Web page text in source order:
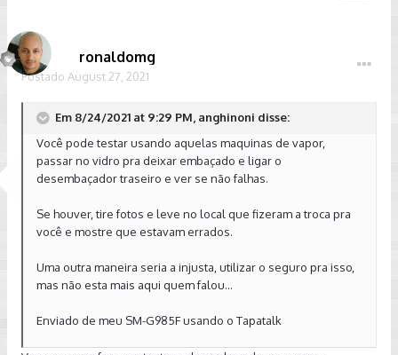
ronaldomg
Postado August 27, 2021
Em 8/24/2021 at 9:29 PM, anghinoni disse:
Você pode testar usando aquelas maquinas de vapor,
passar no vidro pra deixar embaçado e ligar o
desembaçador traseiro e ver se não falhas.
Se houver, tire fotos e leve no local que fizeram a troca pra
você e mostre que estavam errados.
Uma outra maneira seria a injusta, utilizar o seguro pra isso,
mas não esta mais aqui quem falou...
Enviado de meu SM-G985F usando o Tapatalk